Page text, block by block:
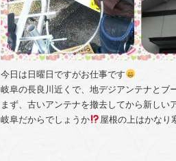
今日は日曜日ですがお仕事です
岐阜の長良川近くで、地デジアンテナとブ
まず、古いアンテナを撤去してから新しい
岐阜だからでしょうか
屋根の上はかなり